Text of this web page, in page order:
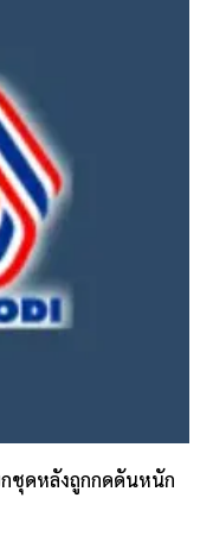
ชุดหลังถูกกดดันหนัก